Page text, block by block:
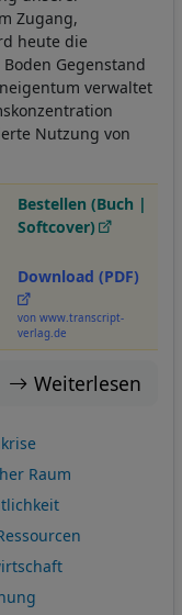
Zugang,
heute die
Gegenstand
verwaltet
Nutzung von
Bestellen (Buch |
Softcover)
Download (PDF)
von www.transcript-
verlag.de
Weiterlesen
Raum